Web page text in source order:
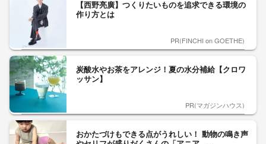
【西野亮廣】つくりたいものを追求できる環境の
作り方とは
PR(FINCHI on GOETHE)
炭酸水やお茶をアレンジ！夏の水分補給【クロワ
ッサン】
PR(マガジンハウス)
おかたづけもできる点がうれしい！ 動物の鳴き声